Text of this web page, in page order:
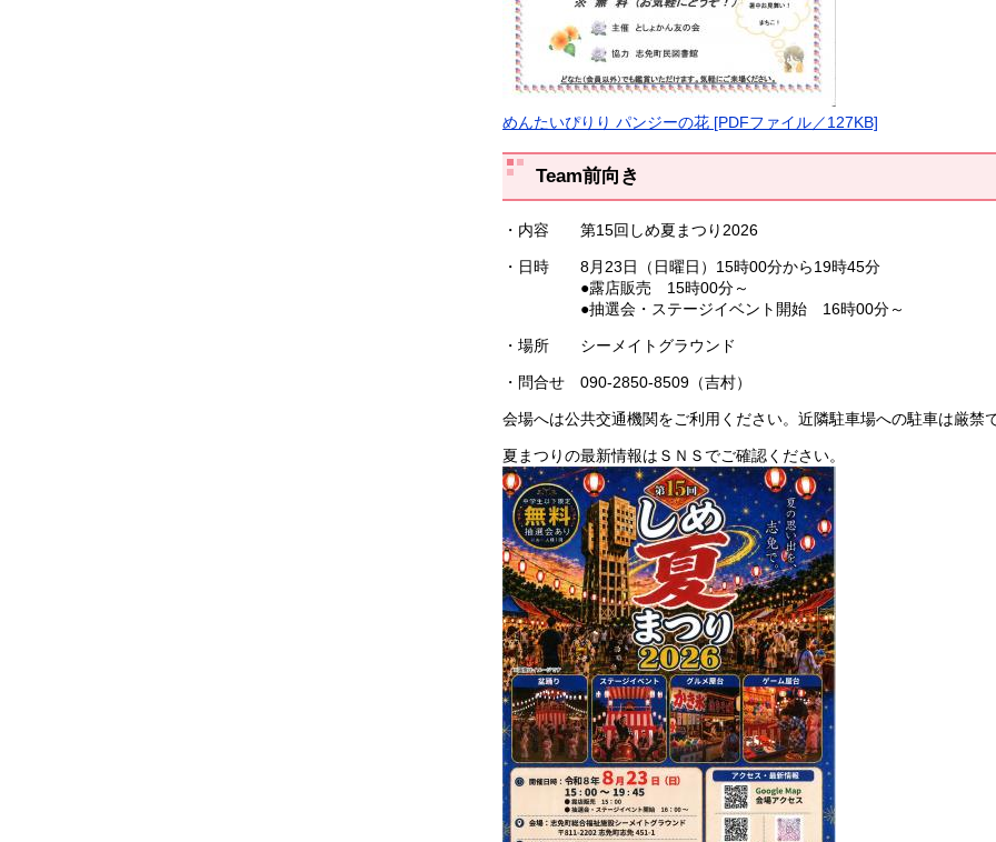
めんたいぴりり パンジーの花 [PDFファイル／127KB]
Team前向き
・内容 第15回しめ夏まつり2026
・日時 8月23日（日曜日）15時00分から19時45分
●露店販売 15時00分～
●抽選会・ステージイベント開始 16時00分～
・場所 シーメイトグラウンド
・問合せ 090-2850-8509（吉村）
会場へは公共交通機関をご利用ください。近隣駐車場への駐車は厳禁
夏まつりの最新情報はＳＮＳでご確認ください。